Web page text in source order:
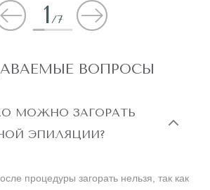
1 /7
ВОПРОСЫ
МОЖНО ЗАГОРАТЬ
ЭПИЛЯЦИИ?
процедуры загорать нельзя, так как